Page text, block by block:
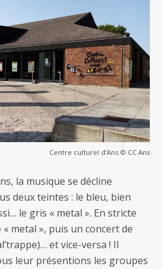
Centre culturel d’Ans © CC Ans
la musique se décline
deux teintes : le bleu, bien
le gris « metal ». En stricte
metal », puis un concert de
et vice-versa ! Il
leur présentions les groupes